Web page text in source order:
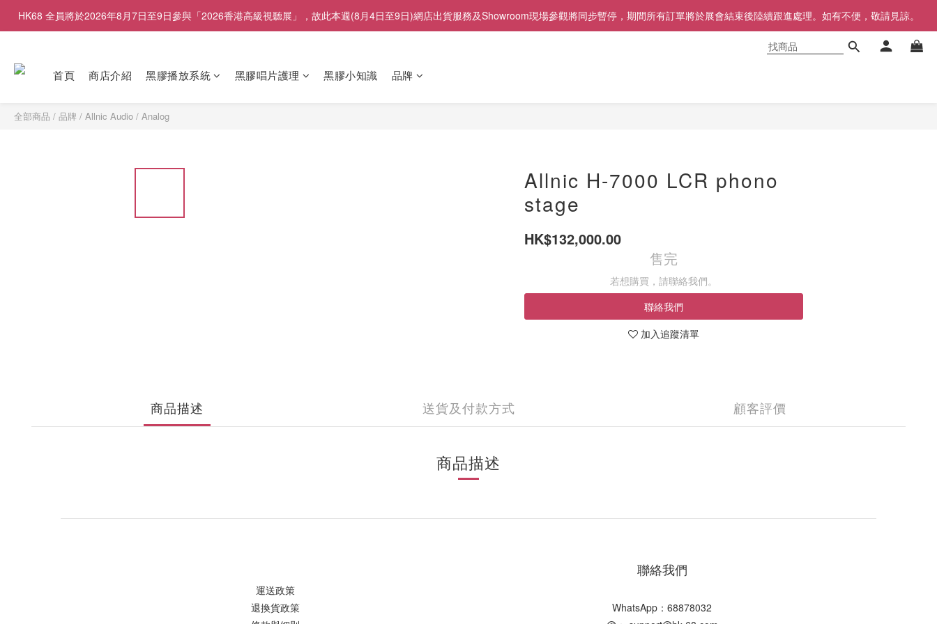
HK68 全員將於2026年8月7日至9日參與「2026香港高級視聽展」，故此本週(8月4日至9日)網店出貨服務及Showroom現場參觀將同步暫停，期間所有訂單將於展會結束後陸續跟進處理。如有不便，敬請見諒。
首頁 商店介紹 黑膠播放系統 黑膠唱片護理 黑膠小知識 品牌
全部商品 / 品牌 / Allnic Audio / Analog
Allnic H-7000 LCR phono
stage
HK$132,000.00
售完
若想購買，請聯絡我們。
聯絡我們
加入追蹤清單
商品描述 送貨及付款方式 顧客評價
商品描述
運送政策
退換貨政策
聯絡我們
WhatsApp：68878032